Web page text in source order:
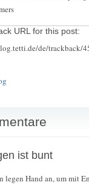
URL for this post:
de/trackback/
ist bunt
legen Hand an, um mit